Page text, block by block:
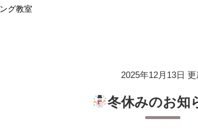
グ教室
2025年12月13日 更
冬休みのお知